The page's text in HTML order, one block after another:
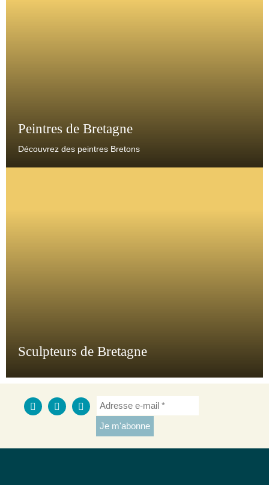
Peintres de Bretagne
Découvrez des peintres Bretons
Sculpteurs de Bretagne